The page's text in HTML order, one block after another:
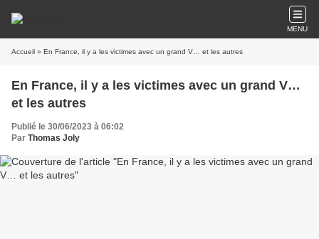
MENU
Accueil » En France, il y a les victimes avec un grand V… et les autres
En France, il y a les victimes avec un grand V…
et les autres
Publié le 30/06/2023 à 06:02
Par Thomas Joly